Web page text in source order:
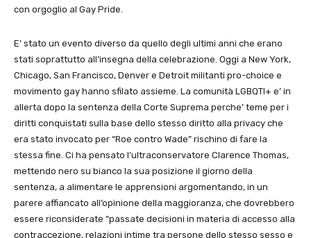
con orgoglio al Gay Pride.
E’ stato un evento diverso da quello degli ultimi anni che erano
stati soprattutto all’insegna della celebrazione. Oggi a New York,
Chicago, San Francisco, Denver e Detroit militanti pro-choice e
movimento gay hanno sfilato assieme. La comunità LGBQTI+ e’ in
allerta dopo la sentenza della Corte Suprema perche’ teme per i
diritti conquistati sulla base dello stesso diritto alla privacy che
era stato invocato per “Roe contro Wade” rischino di fare la
stessa fine. Ci ha pensato l’ultraconservatore Clarence Thomas,
mettendo nero su bianco la sua posizione il giorno della
sentenza, a alimentare le apprensioni argomentando, in un
parere affiancato all’opinione della maggioranza, che dovrebbero
essere riconsiderate “passate decisioni in materia di accesso alla
contraccezione, relazioni intime tra persone dello stesso sesso e